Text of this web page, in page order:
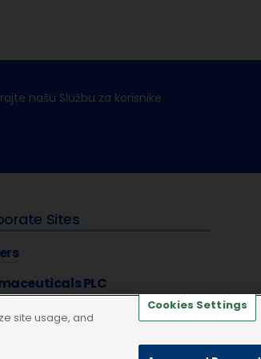
našu Službu za korisnike
Sites
PLC
site usage, and
Cookies Settings